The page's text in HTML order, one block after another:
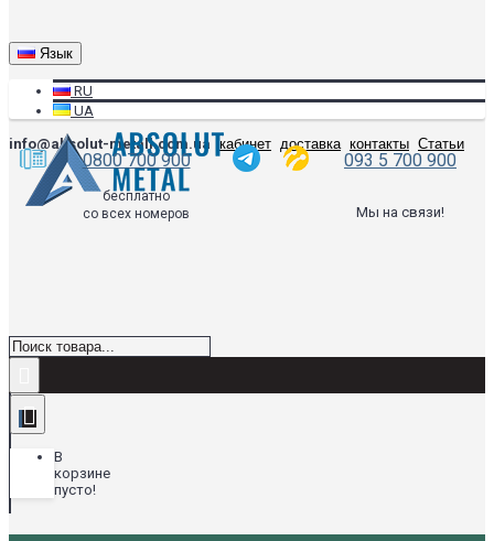
Язык
RU
UA
info@absolut-metall.com.ua
кабинет доставка контакты Статьи
0800 700 900 093 5 700 900
бесплатно
со всех номеров
Мы на связи!
В
корзине
пусто!